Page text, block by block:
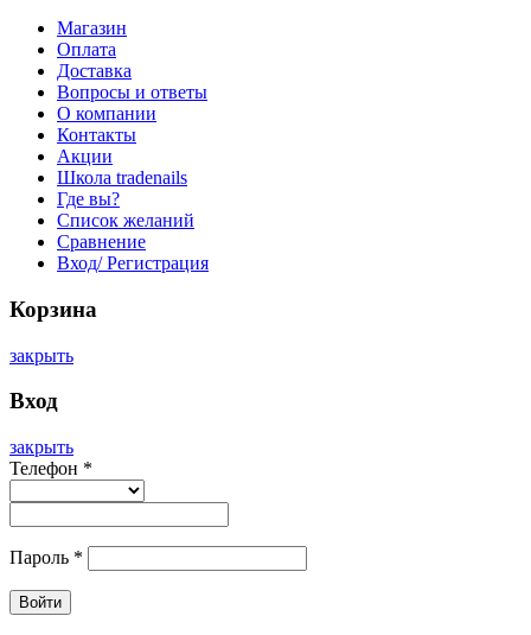
Магазин
Оплата
Доставка
Вопросы и ответы
О компании
Контакты
Акции
Школа tradenails
Где вы?
Список желаний
Сравнение
Вход/ Регистрация
Корзина
закрыть
Вход
закрыть
Телефон *
Пароль *
Войти